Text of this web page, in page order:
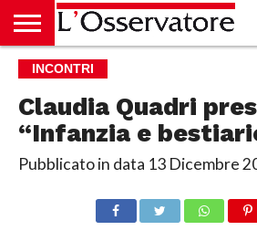
HOME
CULTURA
ECONOMIA
RUBRICHE
ARCHIVIO
PODCAST
ABBONAMENTO
CHI
ACCEDI
INCONTRI
Claudia Quadri
“Infanzia e
Pubblicato in data 13 Dicembre